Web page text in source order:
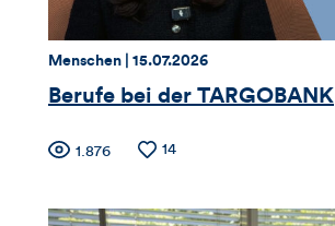
Thema:
Menschen | Datum:
15.07.2026
Berufe bei der TARGOBANK
Zähler
für
Anzahl
1.876
Anzahl
14